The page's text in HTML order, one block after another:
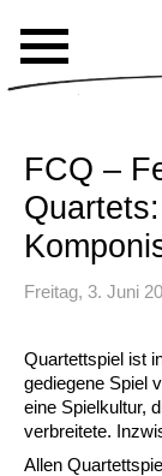
FCQ –
Freitag, 3. Juni
Quartettspiel ist
gediegene Spiel
eine Spielkultur,
verbreitete.
Allen